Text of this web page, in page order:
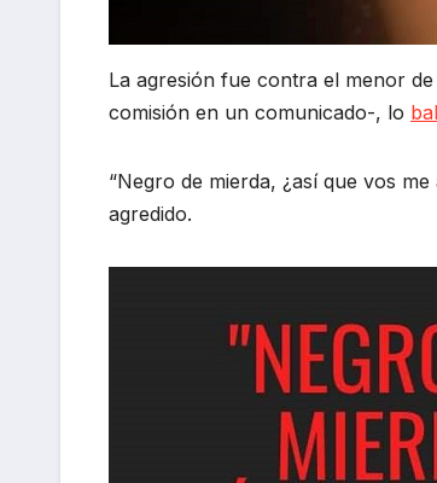
La agresión fue contra el menor
comisión en un comunicado-, lo
“Negro de mierda, ¿así que vos
agredido.